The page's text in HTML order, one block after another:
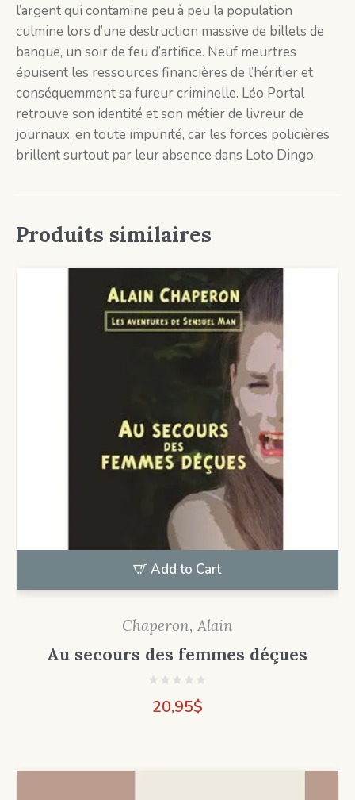
l’argent qui contamine peu à peu la population
culmine lors d’une destruction massive de billets de
banque, un soir de feu d’artifice. Neuf meurtres
épuisent les ressources financières de l’héritier et
conséquemment sa fureur criminelle. Léo Portal
retrouve son identité et son métier de livreur de
journaux, en toute impunité, car les forces policières
brillent surtout par leur absence dans Loto Dingo.
Produits similaires
Add to Cart
Chaperon, Alain
Au secours des femmes déçues
20,95$